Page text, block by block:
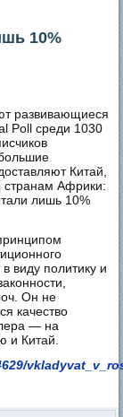
10%
развивающиеся
Poll среди 1030
Китай,
странам Африки:
лишь 10%
виду политику и
Он не
качество
— на
и Китай.